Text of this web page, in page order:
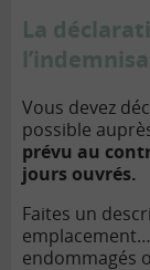
La
Vous devez
possible
prévu au
jours ouvrés.
Faites un
endommagés